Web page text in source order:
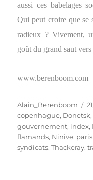
aussi ces babelages
Qui peut croire que se
radieux ? Vivement,
goût du grand saut
www.berenboom.com
Auteur
Alain_Berenboom
le
copenhague, Donetsk
gouvernement, index,
flamands, Ninive, paris
syndicats,Thackeray,